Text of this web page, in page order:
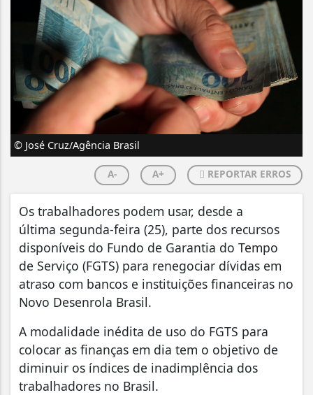
© José Cruz/Agência Brasil
A- A+ REPORTAR ERROS
Os trabalhadores podem usar, desde a
última segunda-feira (25), parte dos recursos
disponíveis do Fundo de Garantia do Tempo
de Serviço (FGTS) para renegociar dívidas em
atraso com bancos e instituições financeiras no
Novo Desenrola Brasil.
A modalidade inédita de uso do FGTS para
colocar as finanças em dia tem o objetivo de
diminuir os índices de inadimplência dos
trabalhadores no Brasil.